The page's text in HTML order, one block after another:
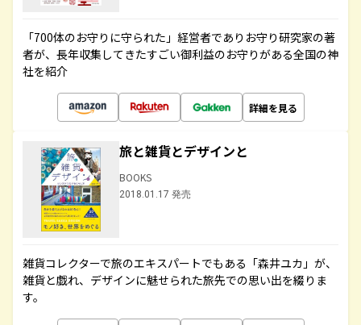
「700体のお守りに守られた」経営者でありお守り研究家の著
者が、長年収集してきたすごい御利益のお守りがある全国の神
社を紹介
詳細を見る
旅と雑貨とデザインと
BOOKS
2018.01.17 発売
雑貨コレクターで旅のエキスパートでもある「森井ユカ」が、
雑貨と戯れ、デザインに魅せられた旅先での思い出を綴りま
す。